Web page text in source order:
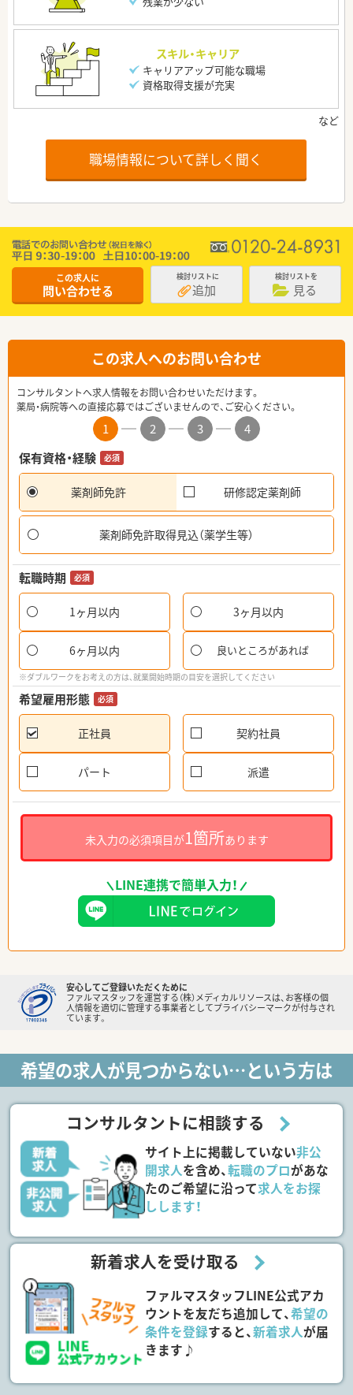
スキル・キャリア
キャリアアップ可能な職場
資格取得支援が充実
職場情報について詳しく聞く
この求人に
問い合わせる
検討リストに
追加
検討リストを
見る
この求人へのお問い合わせ
コンサルタントへ求人情報をお問い合わせいただけます。
薬局・病院等への直接応募ではございませんので、ご安心ください。
1 2 3
4
保有資格・経験
必須
薬剤師免許 研修認定薬剤師
薬剤師免許取得見込（薬学生等）
転職時期 必須
1ヶ月以内 3ヶ月以内
6ヶ月以内 良いところがあれば
※ダブルワークをお考えの方は、就業開始時期の目安を選択してください
希望雇用形態 必須
正社員 契約社員
パート 派遣
未入力の必須項目が1箇所あります
LINE連携で簡単入力！
安心してご登録いただくために
ファルマスタッフを運営する（株）メディカルリソースは、お客様の個
人情報を適切に管理する事業者としてプライバシーマークが付与され
ています。
希望の求人が見つからない…という方は
コンサルタントに相談する
サイト上に掲載していない非公
開求人を含め、転職のプロがあな
たのご希望に沿って求人をお探
しします！
新着求人を受け取る
ファルマスタッフLINE公式アカ
ウントを友だち追加して、希望の
条件を登録すると、新着求人が届
きます♪